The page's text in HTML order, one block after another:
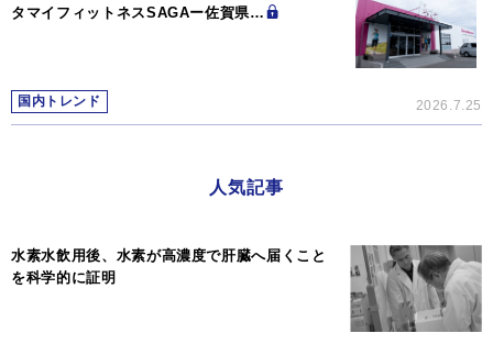
タマイフィットネスSAGAー佐賀県…
国内トレンド 2026.7.25
人気記事
水素水飲用後、水素が高濃度で肝臓へ届くこと
を科学的に証明